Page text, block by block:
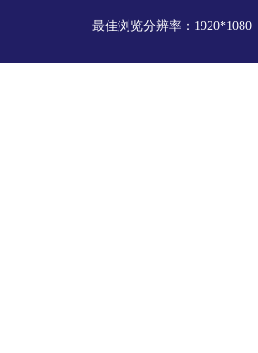
最佳浏览分辨率：1920*1080